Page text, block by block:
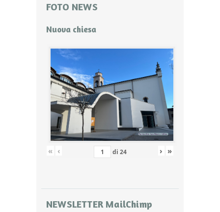
FOTO NEWS
Nuova chiesa
« ‹ di 24 › »
NEWSLETTER MailChimp